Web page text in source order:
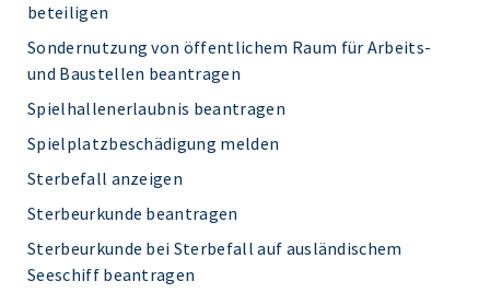
beteiligen
Sondernutzung von öffentlichem Raum für Arbeits-
und Baustellen beantragen
Spielhallenerlaubnis beantragen
Spielplatzbeschädigung melden
Sterbefall anzeigen
Sterbeurkunde beantragen
Sterbeurkunde bei Sterbefall auf ausländischem
Seeschiff beantragen